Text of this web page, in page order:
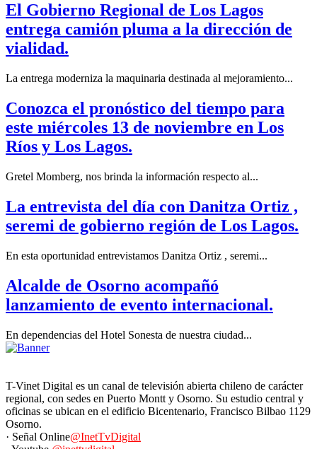
El Gobierno Regional de Los Lagos
entrega camión pluma a la dirección de
vialidad.
La entrega moderniza la maquinaria destinada al mejoramiento...
Conozca el pronóstico del tiempo para
este miércoles 13 de noviembre en Los
Ríos y Los Lagos.
Gretel Momberg, nos brinda la información respecto al...
La entrevista del día con Danitza Ortiz ,
seremi de gobierno región de Los Lagos.
En esta oportunidad entrevistamos Danitza Ortiz , seremi...
Alcalde de Osorno acompañó
lanzamiento de evento internacional.
En dependencias del Hotel Sonesta de nuestra ciudad...
T-Vinet Digital es un canal de televisión abierta chileno de carácter
regional, con sedes en Puerto Montt y Osorno. Su estudio central y
oficinas se ubican en el edificio Bicentenario, Francisco Bilbao 1129
Osorno.
· Señal Online@InetTvDigital